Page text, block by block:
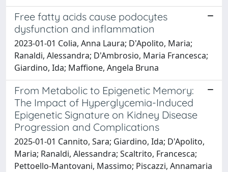
Free fatty acids cause podocytes
dysfunction and inflammation
2023-01-01 Colia, Anna Laura; D'Apolito, Maria;
Ranaldi, Alessandra; D'Ambrosio, Maria Francesca;
Giardino, Ida; Maffione, Angela Bruna
From Metabolic to Epigenetic Memory:
The Impact of Hyperglycemia-Induced
Epigenetic Signature on Kidney Disease
Progression and Complications
2025-01-01 Cannito, Sara; Giardino, Ida; D'Apolito,
Maria; Ranaldi, Alessandra; Scaltrito, Francesca;
Pettoello-Mantovani, Massimo; Piscazzi, Annamaria